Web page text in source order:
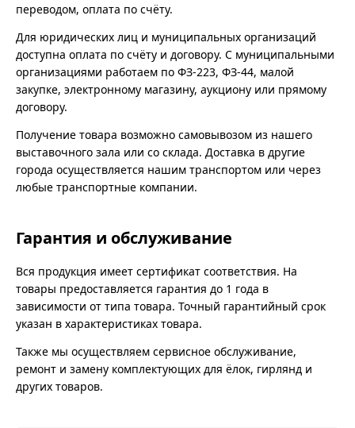
переводом, оплата по счёту.
Для юридических лиц и муниципальных организаций
доступна оплата по счёту и договору. С муниципальными
организациями работаем по ФЗ-223, ФЗ-44, малой
закупке, электронному магазину, аукциону или прямому
договору.
Получение товара возможно самовывозом из нашего
выставочного зала или со склада. Доставка в другие
города осуществляется нашим транспортом или через
любые транспортные компании.
Гарантия и обслуживание
Вся продукция имеет сертификат соответствия. На
товары предоставляется гарантия до 1 года в
зависимости от типа товара. Точный гарантийный срок
указан в характеристиках товара.
Также мы осуществляем сервисное обслуживание,
ремонт и замену комплектующих для ёлок, гирлянд и
других товаров.